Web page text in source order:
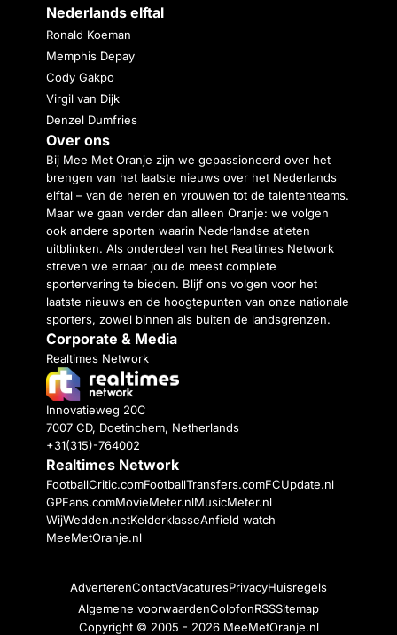
Nederlands elftal
Ronald Koeman
Memphis Depay
Cody Gakpo
Virgil van Dijk
Denzel Dumfries
Over ons
Bij Mee Met Oranje zijn we gepassioneerd over het
brengen van het laatste nieuws over het Nederlands
elftal – van de heren en vrouwen tot de talententeams.
Maar we gaan verder dan alleen Oranje: we volgen
ook andere sporten waarin Nederlandse atleten
uitblinken. Als onderdeel van het Realtimes Network
streven we ernaar jou de meest complete
sportervaring te bieden. Blijf ons volgen voor het
laatste nieuws en de hoogtepunten van onze nationale
sporters, zowel binnen als buiten de landsgrenzen.
Corporate & Media
Realtimes Network
Innovatieweg 20C
7007 CD, Doetinchem, Netherlands
+31(315)-764002
Realtimes Network
FootballCritic.comFootballTransfers.comFCUpdate.nl
GPFans.comMovieMeter.nlMusicMeter.nl
WijWedden.netKelderklasseAnfield watch
MeeMetOranje.nl
AdverterenContactVacaturesPrivacyHuisregels
Algemene voorwaardenColofonRSSSitemap
Copyright © 2005 - 2026 MeeMetOranje.nl